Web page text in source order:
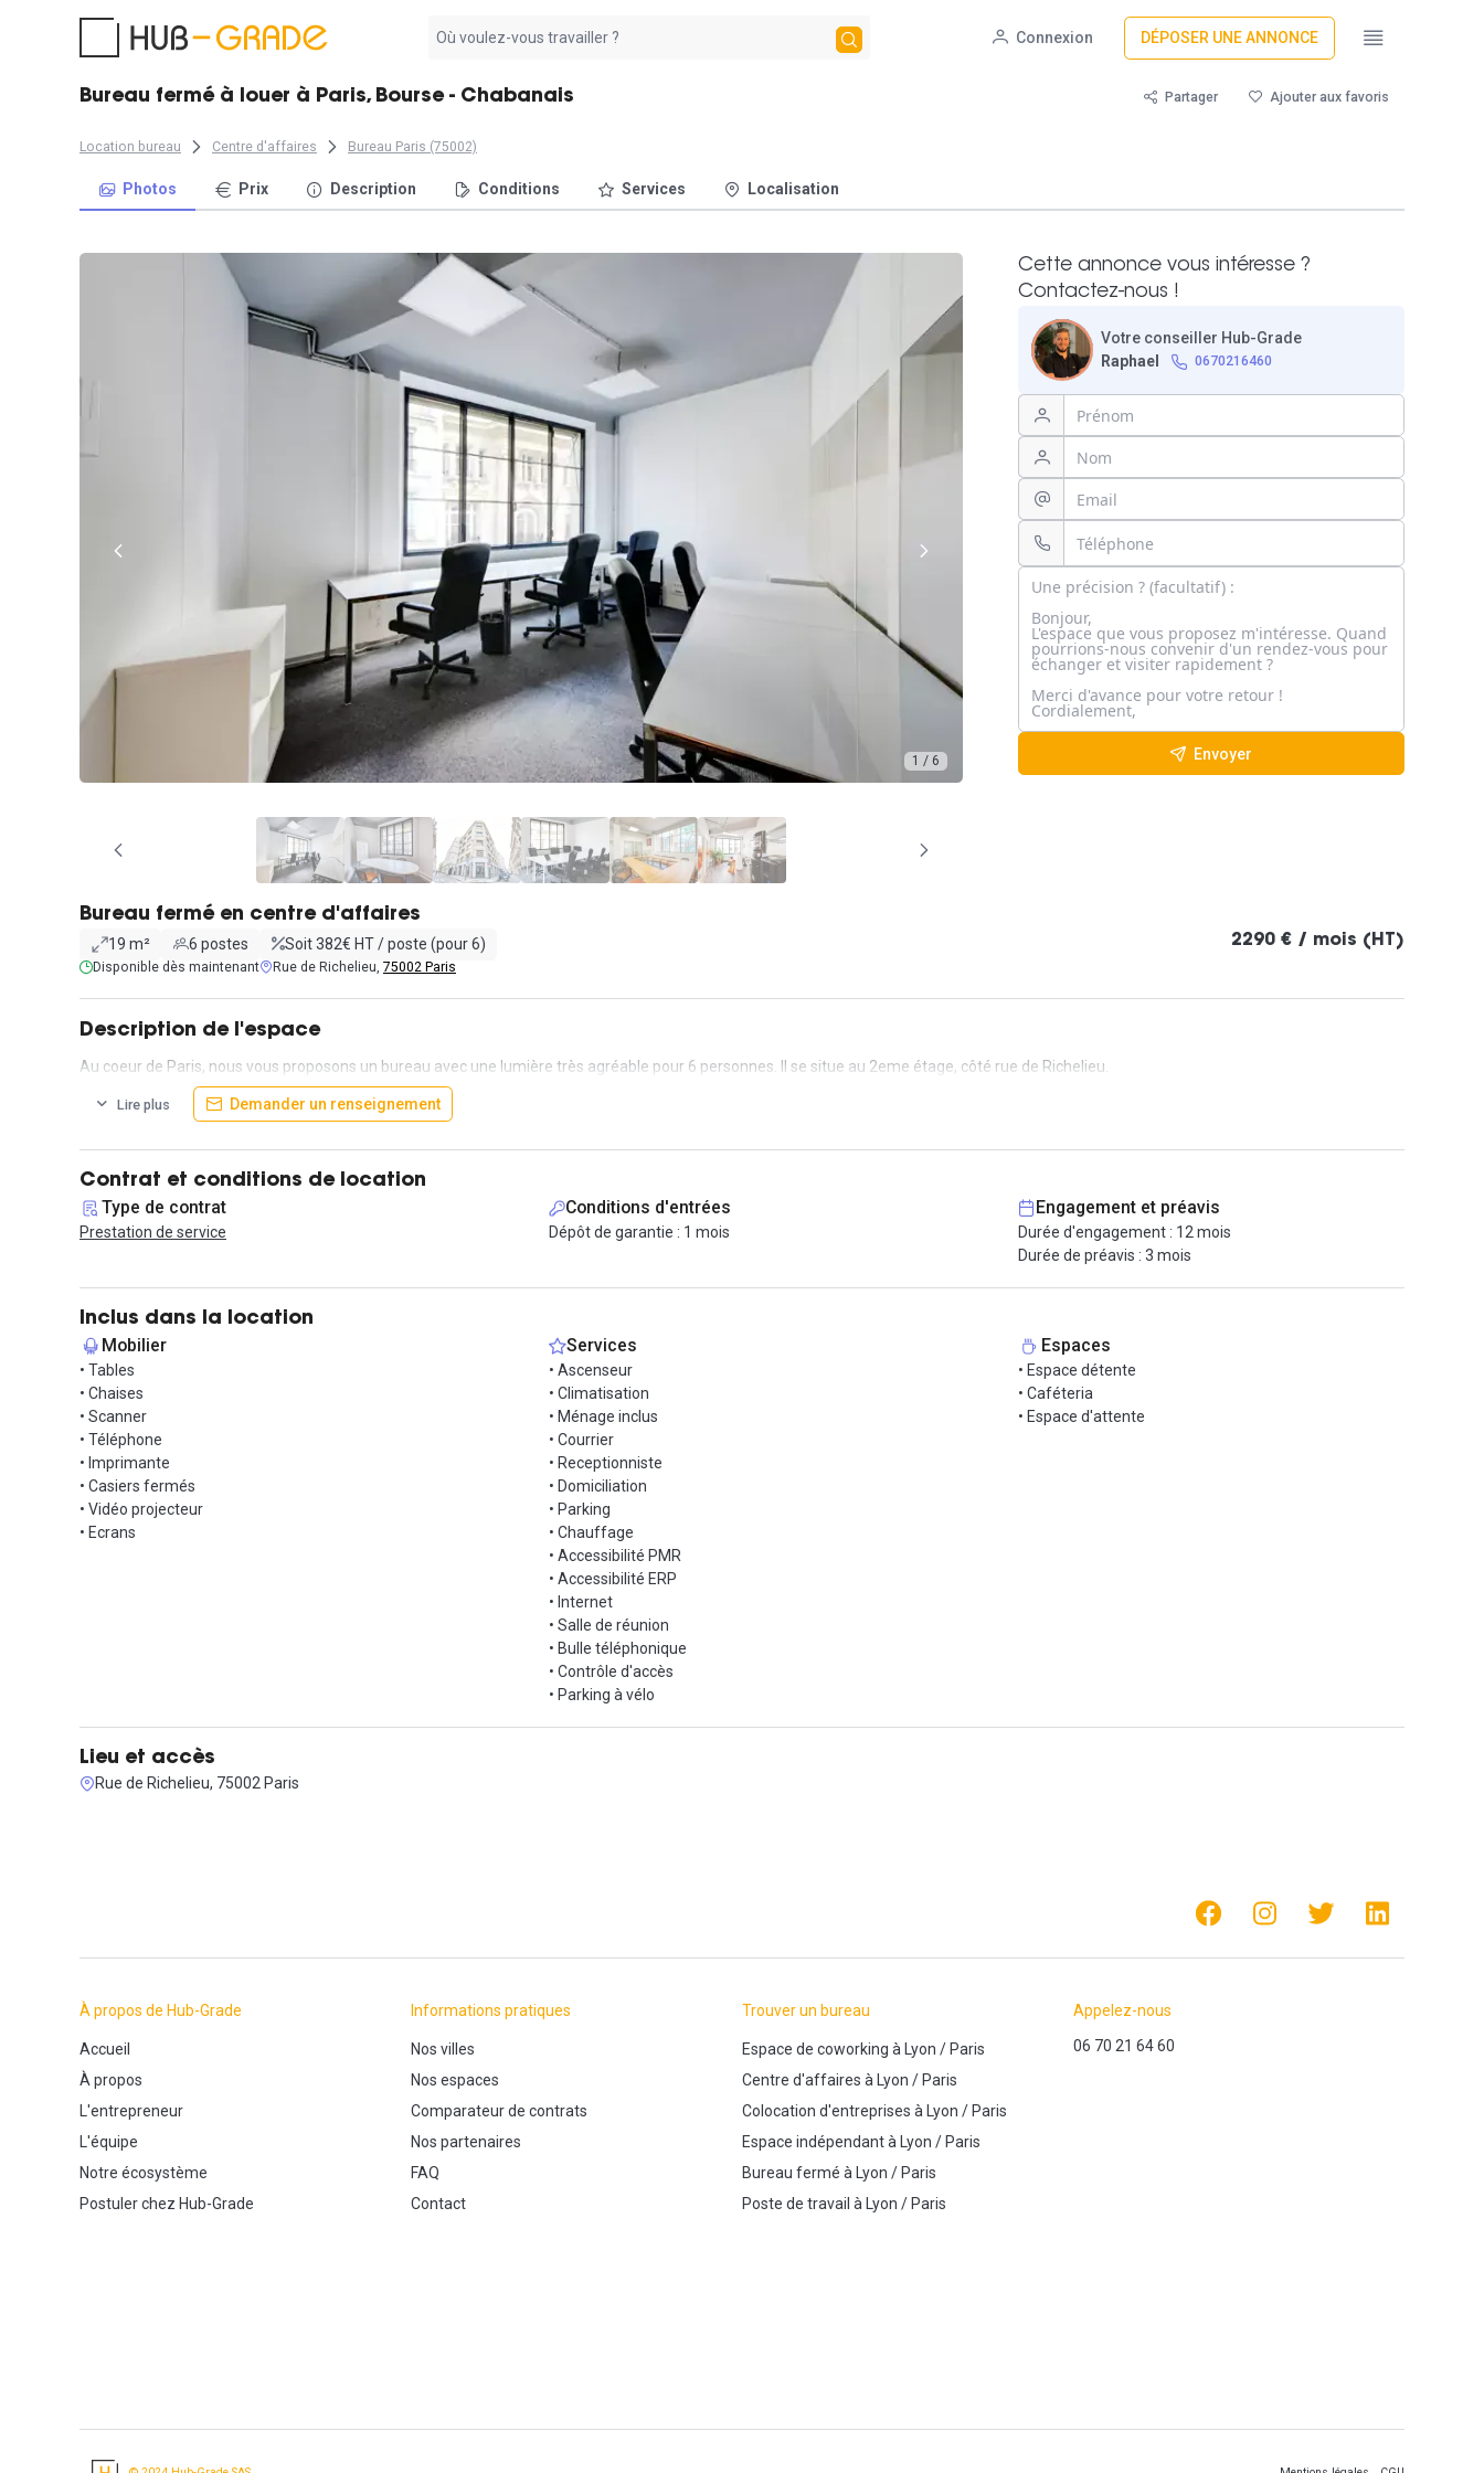
résultat
Connexion DÉPOSER UNE ANNONCE
Bureau fermé à louer à Paris, Bourse - Chabanais Partager Ajouter aux favoris
Location bureau Centre d'affaires Bureau Paris (75002)
Photos Prix Description Conditions Services Localisation
1 / 6
Cette annonce vous intéresse ?
Contactez-nous !
Votre conseiller Hub-Grade
Raphael
0670216460
Envoyer
Bureau fermé en centre d'affaires
19 m² 6 postes Soit 382€ HT / poste (pour 6)
Disponible dès maintenant Rue de Richelieu, 75002 Paris
2290 € / mois (HT)
Description de l'espace
Au coeur de Paris, nous vous proposons un bureau avec une lumière très agréable pour 6 personnes. Il se situe au 2eme étage, côté rue de Richelieu.
Lire plus Demander un renseignement
Contrat et conditions de location
Type de contrat
Prestation de service
Conditions d'entrées
Dépôt de garantie : 1 mois
Engagement et préavis
Durée d'engagement : 12 mois
Durée de préavis : 3 mois
Inclus dans la location
Mobilier
• Tables
• Chaises
• Scanner
• Téléphone
• Imprimante
• Casiers fermés
• Vidéo projecteur
• Ecrans
Services
• Ascenseur
• Climatisation
• Ménage inclus
• Courrier
• Receptionniste
• Domiciliation
• Parking
• Chauffage
• Accessibilité PMR
• Accessibilité ERP
• Internet
• Salle de réunion
• Bulle téléphonique
• Contrôle d'accès
• Parking à vélo
Espaces
• Espace détente
• Caféteria
• Espace d'attente
Lieu et accès
Rue de Richelieu, 75002 Paris
À propos de Hub-Grade
Accueil
À propos
L'entrepreneur
L'équipe
Notre écosystème
Postuler chez Hub-Grade
Informations pratiques
Nos villes
Nos espaces
Comparateur de contrats
Nos partenaires
FAQ
Contact
Trouver un bureau
Espace de coworking à Lyon / Paris
Centre d'affaires à Lyon / Paris
Colocation d'entreprises à Lyon / Paris
Espace indépendantà Lyon / Paris
Bureau fermé à Lyon / Paris
Poste de travail à Lyon / Paris
Appelez-nous
06 70 21 64 60